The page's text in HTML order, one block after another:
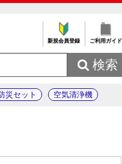
新規会員登録 ご利用ガイド
 検索
災セット 空気清浄機